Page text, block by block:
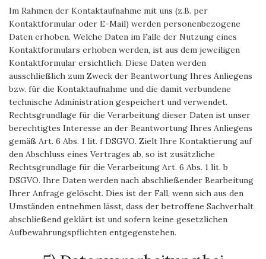
Im Rahmen der Kontaktaufnahme mit uns (z.B. per
Kontaktformular oder E-Mail) werden personenbezogene
Daten erhoben. Welche Daten im Falle der Nutzung eines
Kontaktformulars erhoben werden, ist aus dem jeweiligen
Kontaktformular ersichtlich. Diese Daten werden
ausschließlich zum Zweck der Beantwortung Ihres Anliegens
bzw. für die Kontaktaufnahme und die damit verbundene
technische Administration gespeichert und verwendet.
Rechtsgrundlage für die Verarbeitung dieser Daten ist unser
berechtigtes Interesse an der Beantwortung Ihres Anliegens
gemäß Art. 6 Abs. 1 lit. f DSGVO. Zielt Ihre Kontaktierung auf
den Abschluss eines Vertrages ab, so ist zusätzliche
Rechtsgrundlage für die Verarbeitung Art. 6 Abs. 1 lit. b
DSGVO. Ihre Daten werden nach abschließender Bearbeitung
Ihrer Anfrage gelöscht. Dies ist der Fall, wenn sich aus den
Umständen entnehmen lässt, dass der betroffene Sachverhalt
abschließend geklärt ist und sofern keine gesetzlichen
Aufbewahrungspflichten entgegenstehen.